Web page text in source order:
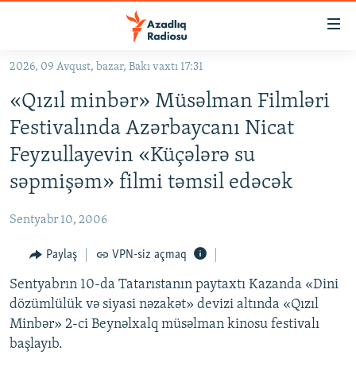
Əsas
qayıt
Əsas
naviqasiyaya
qayıt
Axtarışa
#İZAHLA
KORRUPSIOMETR
#ƏSLINDƏ
FƏRQƏ BAX
QANUNI DOĞRU
ARAŞDIRMA
MULTIMEDIA
FOTOQALEREYA
RADIO ARXIV
OXU ZALI
HAQQIMIZDA
2026, 09 Avqust, bazar, Bakı vaxtı 17:31
«Qızıl minbər» Müsəlman Filmləri
Festivalında Azərbaycanı Nicat
Feyzullayevin «Küçələrə su
səpmişəm» filmi təmsil edəcək
Sentyabr 10, 2006
Paylaş VPN-siz açmaq
Sentyabrın 10-da Tatarıstanın paytaxtı Kazanda «Dini
dözümlülük və siyasi nəzakət» devizi altında «Qızıl
Minbər» 2-ci Beynəlxalq müsəlman kinosu festivalı
başlayıb.